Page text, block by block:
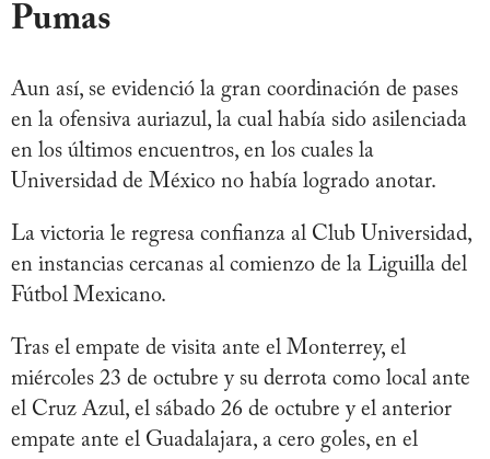
Pumas
Aun así, se evidenció la gran coordinación de pases
en la ofensiva auriazul, la cual había sido asilenciada
en los últimos encuentros, en los cuales la
Universidad de México no había logrado anotar.
La victoria le regresa confianza al Club Universidad,
en instancias cercanas al comienzo de la Liguilla del
Fútbol Mexicano.
Tras el empate de visita ante el Monterrey, el
miércoles 23 de octubre y su derrota como local ante
el Cruz Azul, el sábado 26 de octubre y el anterior
empate ante el Guadalajara, a cero goles, en el